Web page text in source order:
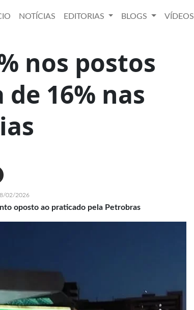
NOTÍCIAS EDITORIAS BLOGS
VÍDEOS
nos postos
16% nas
02/2026
oposto ao praticado pela Petrobras